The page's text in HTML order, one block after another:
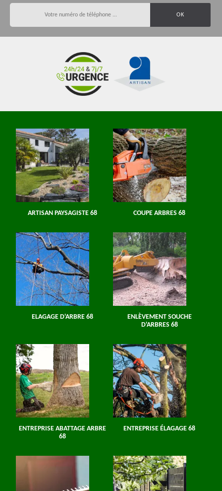
ARTISAN PAYSAGISTE 68 COUPE ARBRES 68
ELAGAGE D'ARBRE 68
ENLÈVEMENT SOUCHE
D'ARBRES 68
ENTREPRISE ABATTAGE ARBRE
68
ENTREPRISE ÉLAGAGE 68